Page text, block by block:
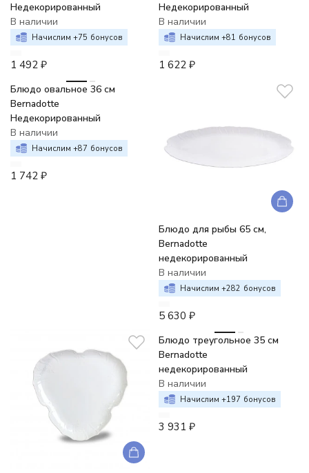
Недекорированный
В наличии
Начислим +75 бонусов
1 492 ₽
Недекорированный
В наличии
Начислим +81 бонусов
1 622 ₽
Блюдо овальное 36 см
Bernadotte
Недекорированный
В наличии
Начислим +87 бонусов
1 742 ₽
Блюдо для рыбы 65 см,
Bernadotte
недекорированный
В наличии
Начислим +282 бонусов
5 630 ₽
Блюдо треугольное 35 см
Bernadotte
недекорированный
В наличии
Начислим +197 бонусов
3 931 ₽